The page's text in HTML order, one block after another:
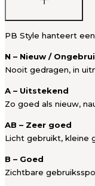
PB Style hanteert
N – Nieuw /
Nooit gedragen, in
A – Uitstekend
Zo goed als nieuw,
AB – Zeer goed
Licht gebruikt, kleine
B – Goed
Zichtbare